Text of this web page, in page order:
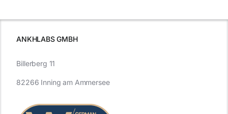
ANKHLABS GMBH
Billerberg 11
82266 Inning am Ammersee